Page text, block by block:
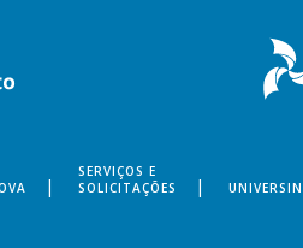
SERVIÇOS E
SOLICITAÇÕES